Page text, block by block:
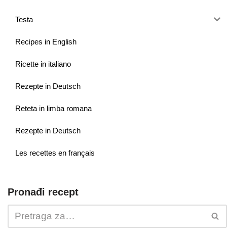
Testa
Recipes in English
Ricette in italiano
Rezepte in Deutsch
Reteta in limba romana
Rezepte in Deutsch
Les recettes en français
Pronađi recept